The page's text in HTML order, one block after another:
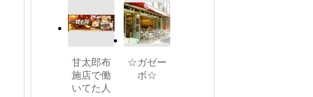
甘太郎布
施店で働
いてた人
☆ガゼー
ボ☆